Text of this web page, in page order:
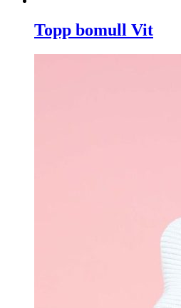
Topp bomull Vit